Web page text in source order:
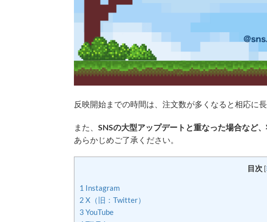
反映開始までの時間は、注文数が多くなると相応に長
また、 SNSの大型アップデートと重なった場合など
あらかじめご了承ください。
目次 [
1 Instagram
2 X（旧：Twitter）
3 YouTube